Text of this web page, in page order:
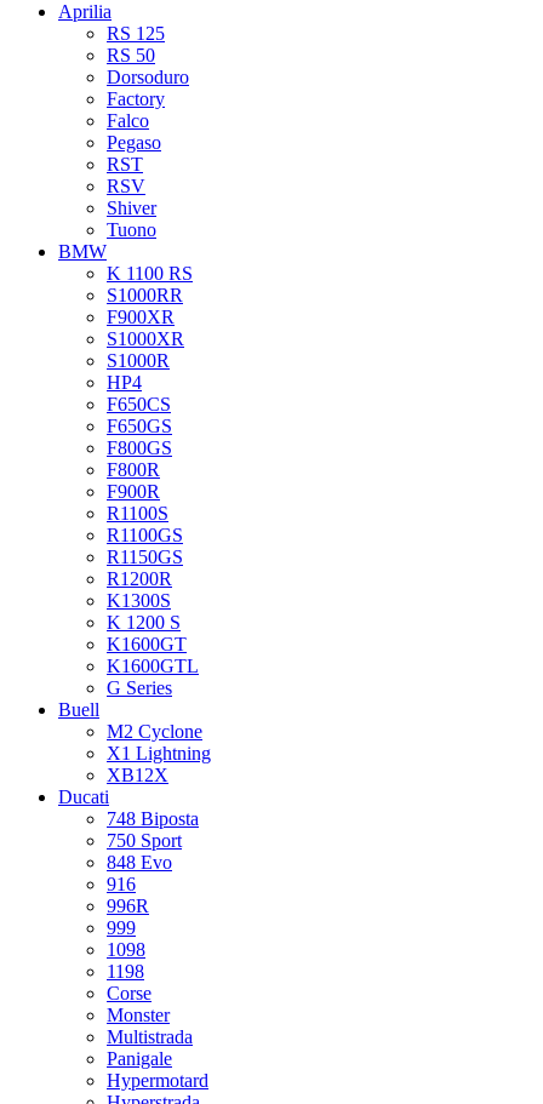
Aprilia
RS 125
RS 50
Dorsoduro
Factory
Falco
Pegaso
RST
RSV
Shiver
Tuono
BMW
K 1100 RS
S1000RR
F900XR
S1000XR
S1000R
HP4
F650CS
F650GS
F800GS
F800R
F900R
R1100S
R1100GS
R1150GS
R1200R
K1300S
K 1200 S
K1600GT
K1600GTL
G Series
Buell
M2 Cyclone
X1 Lightning
XB12X
Ducati
748 Biposta
750 Sport
848 Evo
916
996R
999
1098
1198
Corse
Monster
Multistrada
Panigale
Hypermotard